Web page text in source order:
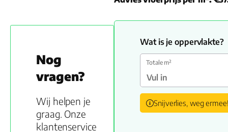
Nog
vragen?
Wij helpen je
graag. Onze
klantenservice
Wat is je oppervlakte?
Totale m²
Snijverlies, weg